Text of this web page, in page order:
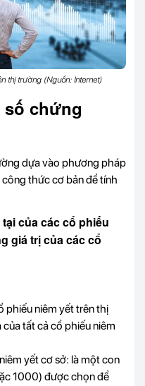
thị trường (Nguồn: Internet)
số chứng
dựa vào phương pháp
thức cơ bản để tính
của các cổ phiếu
giá trị của các cổ
phiếu niêm yết trên thị
tất cả cổ phiếu niêm
yết cơ sở: là một con
1000) được chọn để